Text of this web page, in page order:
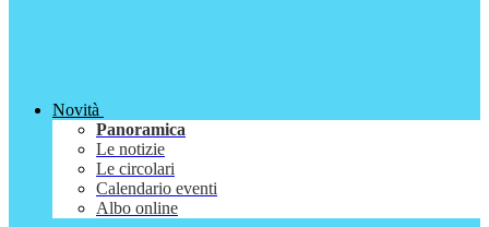
Novità
Panoramica
Le notizie
Le circolari
Calendario eventi
Albo online